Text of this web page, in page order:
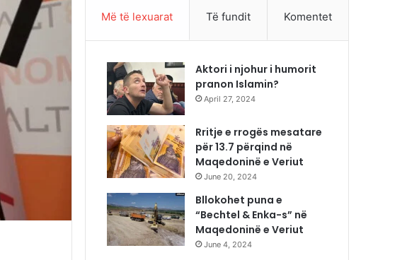
Më të lexuarat Të fundit Komentet
Aktori i njohur i humorit
pranon Islamin?
April 27, 2024
Rritje e rrogës mesatare
për 13.7 përqind në
Maqedoninë e Veriut
June 20, 2024
Bllokohet puna e
“Bechtel & Enka-s” në
Maqedoninë e Veriut
June 4, 2024